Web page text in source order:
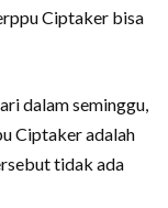
Ciptaker bisa
dalam seminggu,
Ciptaker adalah
tidak ada